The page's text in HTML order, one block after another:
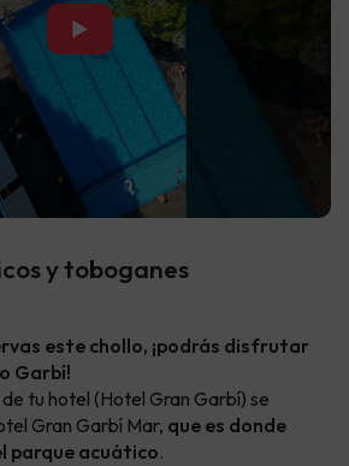
▶
y toboganes
este chollo, ¡podrás disfrutar
Garbí!
tu hotel (Hotel Gran Garbí) se
Gran Garbí Mar, que es donde
parque acuático.